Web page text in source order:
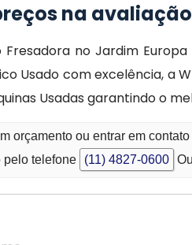
na
no Jardim
Usado com excelência, a
Usadas garantindo o
orçamento ou entrar em
pelo telefone
(11) 4827-0600